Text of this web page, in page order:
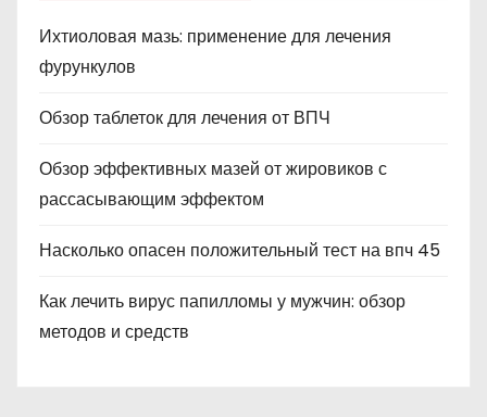
Ихтиоловая мазь: применение для лечения
фурункулов
Обзор таблеток для лечения от ВПЧ
Обзор эффективных мазей от жировиков с
рассасывающим эффектом
Насколько опасен положительный тест на впч 45
Как лечить вирус папилломы у мужчин: обзор
методов и средств